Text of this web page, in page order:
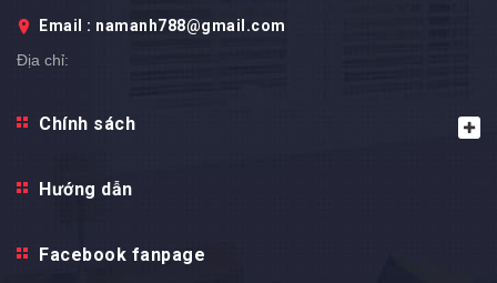
Email : namanh788@gmail.com
Địa chỉ: